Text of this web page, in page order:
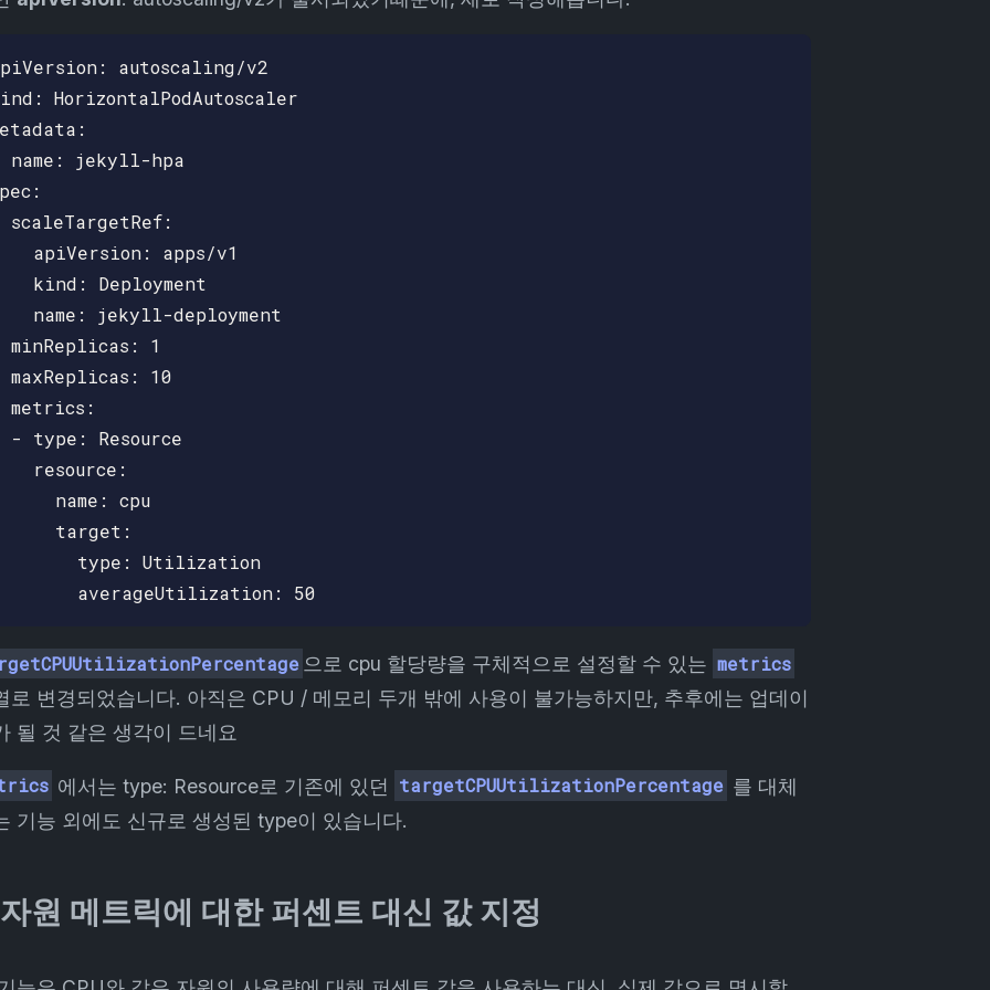
autoscaling/v2
HorizontalPodAutoscaler
name: jekyll-hpa
scaleTargetRef:
apiVersion: apps/v1
kind: Deployment
name: jekyll-deployment
minReplicas: 1
maxReplicas: 10
metrics:
- type: Resource
resource:
name: cpu
target:
type: Utilization
으로 cpu 할당량을 구체적으로 설정할 수 있는 metrics
로 변경되었습니다. 아직은 CPU / 메모리 두개 밖에 사용이 불가능하지만, 추후에는 업데이
될 것 같은 생각이 드네요
에서는 type: Resource로 기존에 있던 targetCPUUtilizationPercentage 를 대체
기능 외에도 신규로 생성된 type이 있습니다.
원 메트릭에 대한 퍼센트 대신 값 지정